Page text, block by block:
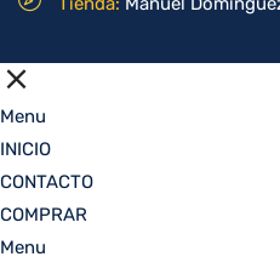
Menu
INICIO
CONTACTO
COMPRAR
Menu